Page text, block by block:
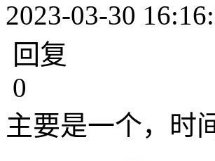
2023-03-30
回复
0
主要是一个，时